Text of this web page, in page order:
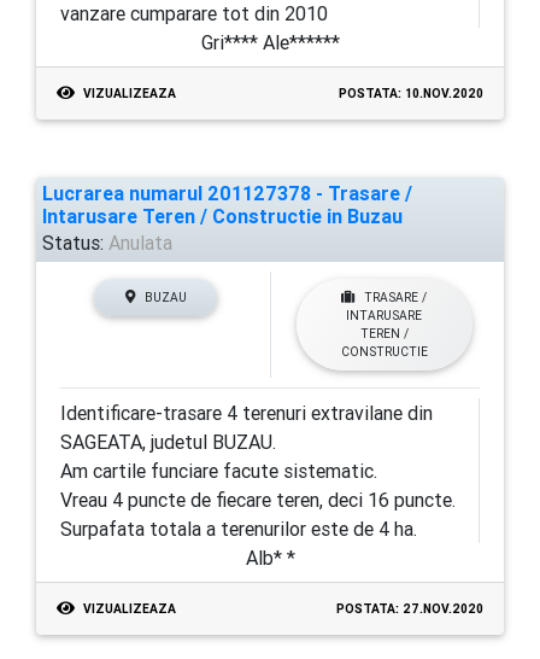
vanzare cumparare tot din 2010
Gri**** Ale******
VIZUALIZEAZA POSTATA: 10.NOV.2020
Lucrarea numarul 201127378 - Trasare /
Intarusare Teren / Constructie in Buzau
Status: Anulata
BUZAU
TRASARE /
INTARUSARE
TEREN /
CONSTRUCTIE
Identificare-trasare 4 terenuri extravilane din
SAGEATA, judetul BUZAU.
Am cartile funciare facute sistematic.
Vreau 4 puncte de fiecare teren, deci 16 puncte.
Surpafata totala a terenurilor este de 4 ha.
Alb* *
VIZUALIZEAZA POSTATA: 27.NOV.2020